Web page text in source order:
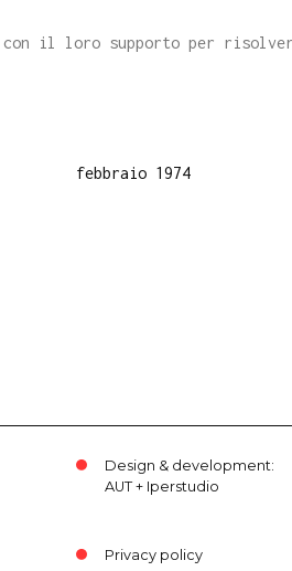
con il loro supporto per
febbraio 1974
Design & development:
AUT+ Iperstudio
Privacy policy